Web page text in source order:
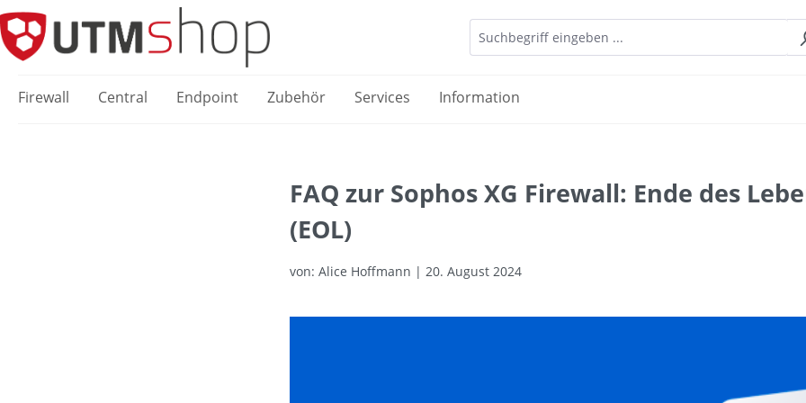
Zur Hauptnavigation springen
Firewall Central Endpoint Zubehör Services Information
FAQ zur Sophos XG Firewall: Ende des
(EOL)
von: Alice Hoffmann | 20. August 2024